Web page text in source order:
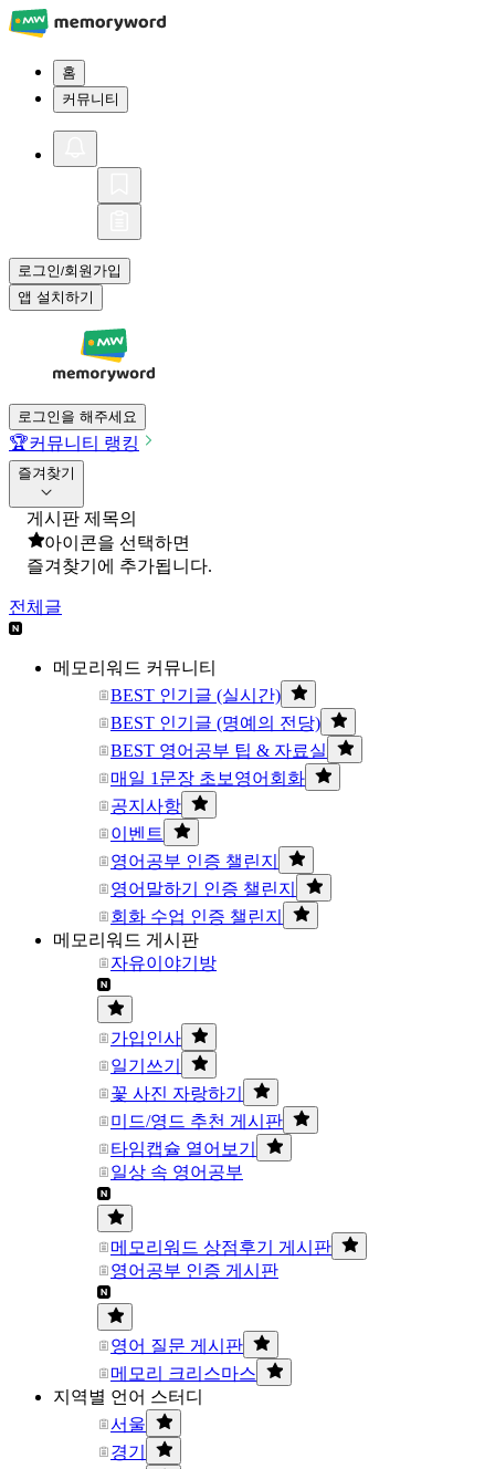
홈
커뮤니티
로그인/회원가입
앱 설치하기
로그인을 해주세요
🏆커뮤니티 랭킹
즐겨찾기
게시판 제목의
아이콘을 선택하면
즐겨찾기에 추가됩니다.
전체글
메모리워드 커뮤니티
BEST 인기글 (실시간)
BEST 인기글 (명예의 전당)
BEST 영어공부 팁 & 자료실
매일 1문장 초보영어회화
공지사항
이벤트
영어공부 인증 챌린지
영어말하기 인증 챌린지
회화 수업 인증 챌린지
메모리워드 게시판
자유이야기방
가입인사
일기쓰기
꽃 사진 자랑하기
미드/영드 추천 게시판
타임캡슐 열어보기
일상 속 영어공부
메모리워드 상점후기 게시판
영어공부 인증 게시판
영어 질문 게시판
메모리 크리스마스
지역별 언어 스터디
서울
경기